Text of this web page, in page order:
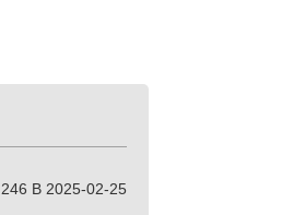
246 B 2025-02-25